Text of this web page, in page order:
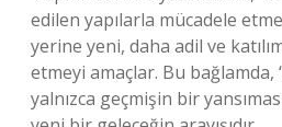
edilen yapılarla mücadele
yerine yeni, daha adil ve
etmeyi amaçlar. Bu bağlamda,
yalnızca geçmişin bir